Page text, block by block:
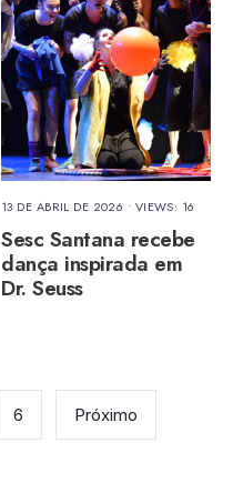
13 DE ABRIL DE 2026 • VIEWS: 16
Sesc Santana recebe
dança inspirada em
Dr. Seuss
6 Próximo